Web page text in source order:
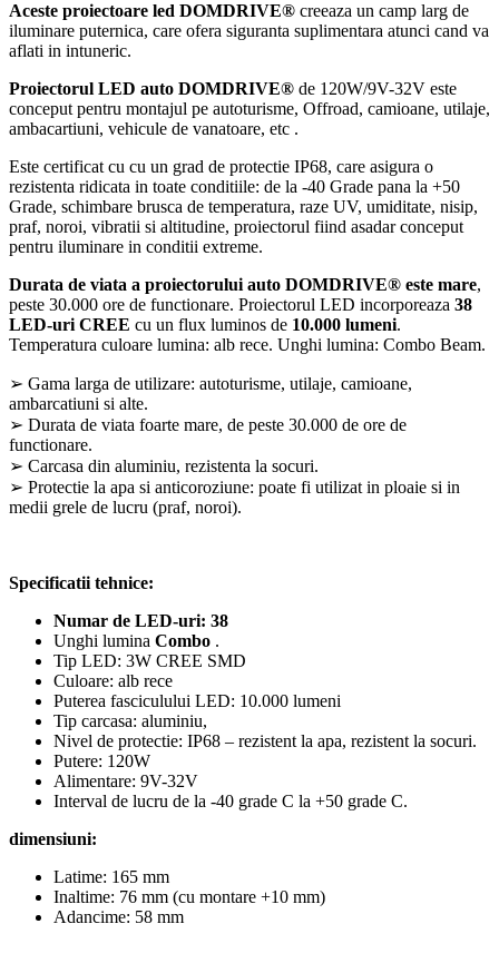
Aceste proiectoare led DOMDRIVE® creeaza un camp larg de
iluminare puternica, care ofera siguranta suplimentara atunci cand va
aflati in intuneric.
Proiectorul LED auto DOMDRIVE® de 120W/9V-32V este
conceput pentru montajul pe autoturisme, Offroad, camioane, utilaje,
ambacartiuni, vehicule de vanatoare, etc .
Este certificat cu cu un grad de protectie IP68, care asigura o
rezistenta ridicata in toate conditiile: de la -40 Grade pana la +50
Grade, schimbare brusca de temperatura, raze UV, umiditate, nisip,
praf, noroi, vibratii si altitudine, proiectorul fiind asadar conceput
pentru iluminare in conditii extreme.
Durata de viata a proiectorului auto DOMDRIVE® este mare,
peste 30.000 ore de functionare. Proiectorul LED incorporeaza 38
LED-uri CREE cu un flux luminos de 10.000 lumeni.
Temperatura culoare lumina: alb rece. Unghi lumina: Combo Beam.
➢ Gama larga de utilizare: autoturisme, utilaje, camioane,
ambarcatiuni si alte.
➢ Durata de viata foarte mare, de peste 30.000 de ore de
functionare.
➢ Carcasa din aluminiu, rezistenta la socuri.
➢ Protectie la apa si anticoroziune: poate fi utilizat in ploaie si in
medii grele de lucru (praf, noroi).
Specificatii tehnice:
Numar de LED-uri: 38
Unghi lumina Combo .
Tip LED: 3W CREE SMD
Culoare: alb rece
Puterea fasciculului LED: 10.000 lumeni
Tip carcasa: aluminiu,
Nivel de protectie: IP68 – rezistent la apa, rezistent la socuri.
Putere: 120W
Alimentare: 9V-32V
Interval de lucru de la -40 grade C la +50 grade C.
dimensiuni:
Latime: 165 mm
Inaltime: 76 mm (cu montare +10 mm)
Adancime: 58 mm